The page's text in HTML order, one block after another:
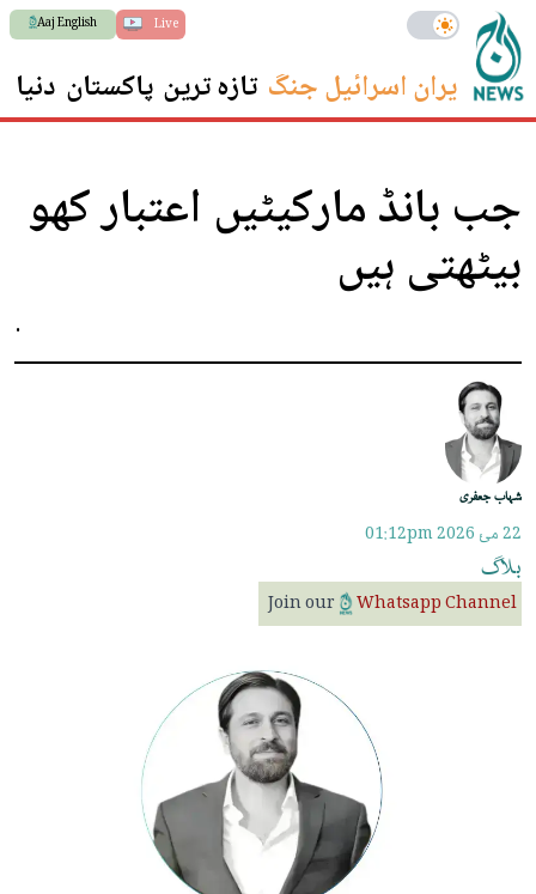
Live
Aaj English
ایران اسرائیل جنگ تازہ ترین پاکستان دنیا
جب بانڈ مارکیٹیں اعتبار کھو
بیٹھتی ہیں
.
شہاب جعفری
22 مئ 2026 01:12pm
بلاگ
Join our Whatsapp Channel